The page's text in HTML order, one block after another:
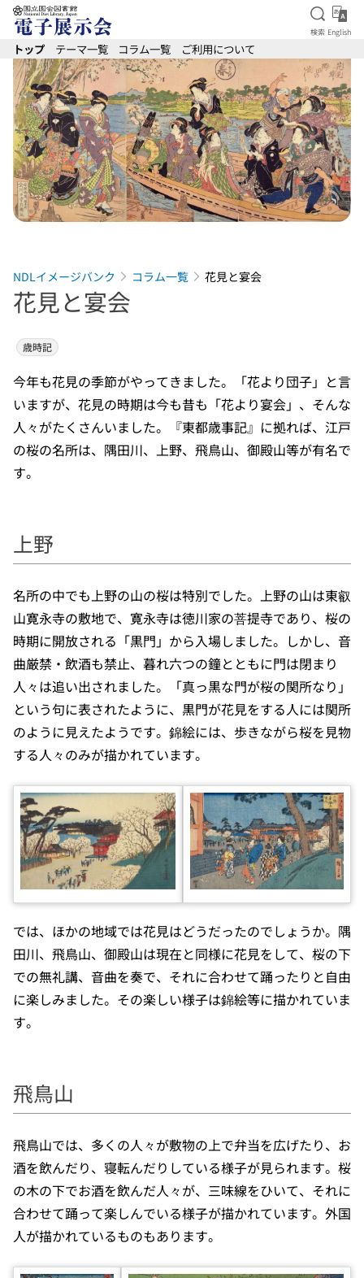
本文へ移動
検索を
検索 English
トップ テーマ一覧 コラム一覧 ご利用について
NDLイメージバンク コラム一覧 花見と宴会
花見と宴会
歳時記
今年も花見の季節がやってきました。「花より団子」と言
いますが、花見の時期は今も昔も「花より宴会」、そんな
人々がたくさんいました。『東都歳事記』に拠れば、江戸
の桜の名所は、隅田川、上野、飛鳥山、御殿山等が有名で
す。
上野
名所の中でも上野の山の桜は特別でした。上野の山は東叡
山寛永寺の敷地で、寛永寺は徳川家の菩提寺であり、桜の
時期に開放される「黒門」から入場しました。しかし、音
曲厳禁・飲酒も禁止、暮れ六つの鐘とともに門は閉まり
人々は追い出されました。「真っ黒な門が桜の関所なり」
という句に表されたように、黒門が花見をする人には関所
のように見えたようです。錦絵には、歩きながら桜を見物
する人々のみが描かれています。
では、ほかの地域では花見はどうだったのでしょうか。隅
田川、飛鳥山、御殿山は現在と同様に花見をして、桜の下
での無礼講、音曲を奏で、それに合わせて踊ったりと自由
に楽しみました。その楽しい様子は錦絵等に描かれていま
す。
飛鳥山
飛鳥山では、多くの人々が敷物の上で弁当を広げたり、お
酒を飲んだり、寝転んだりしている様子が見られます。桜
の木の下でお酒を飲んだ人々が、三味線をひいて、それに
合わせて踊って楽しんでいる様子が描かれています。外国
人が描かれているものもあります。